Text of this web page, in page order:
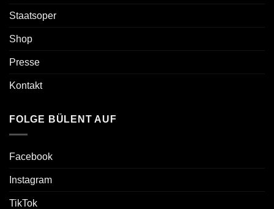
Staatsoper
Shop
Presse
Kontakt
FOLGE BÜLENT AUF
Facebook
Instagram
TikTok